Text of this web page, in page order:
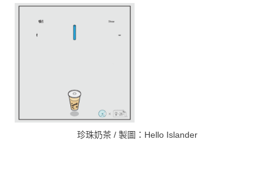
珍珠奶茶 / 製圖：Hello Islander